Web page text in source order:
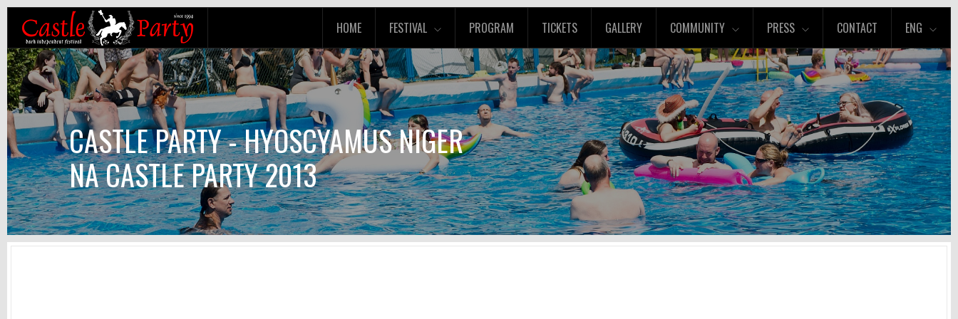
HOME FESTIVAL PROGRAM TICKETS GALLERY COMMUNITY PRESS CONTACT ENG
CASTLE PARTY - HYOSCYAMUS NIGER
NA CASTLE PARTY 2013